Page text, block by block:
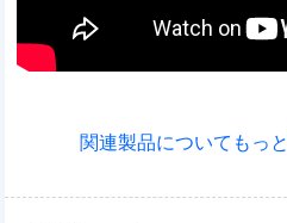
関連製品についてもっ